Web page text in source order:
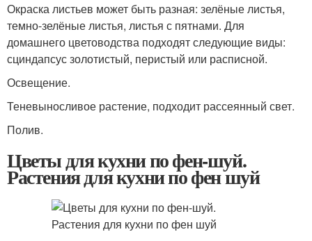
Окраска листьев может быть разная: зелёные листья,
темно-зелёные листья, листья с пятнами. Для
домашнего цветоводства подходят следующие виды:
сциндапсус золотистый, перистый или расписной.
Освещение.
Теневыносливое растение, подходит рассеянный свет.
Полив.
Цветы для кухни по фен-шуй.
Растения для кухни по фен шуй